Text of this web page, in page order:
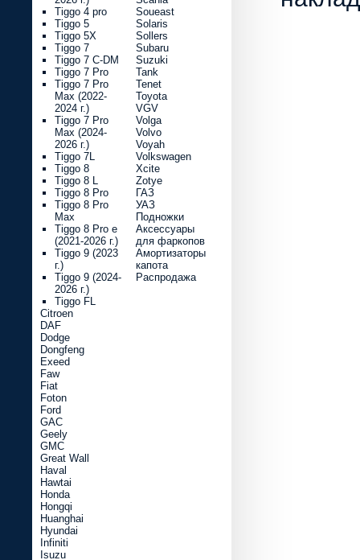
Tiggo 4 pro
Tiggo 5
Tiggo 5X
Tiggo 7
Tiggo 7 C-DM
Tiggo 7 Pro
Tiggo 7 Pro
Max (2022-
2024 г.)
Tiggo 7 Pro
Max (2024-
2026 г.)
Tiggo 7L
Tiggo 8
Tiggo 8 L
Tiggo 8 Pro
Tiggo 8 Pro
Max
Tiggo 8 Pro e
(2021-2026 г.)
Tiggo 9 (2023
г.)
Tiggo 9 (2024-
2026 г.)
Tiggo FL
Citroen
DAF
Dodge
Dongfeng
Exeed
Faw
Fiat
Foton
Ford
GAC
Geely
GMC
Great Wall
Haval
Hawtai
Honda
Hongqi
Huanghai
Hyundai
Infiniti
Isuzu
Soueast
Solaris
Sollers
Subaru
Suzuki
Tank
Tenet
Toyota
VGV
Volga
Volvo
Voyah
Volkswagen
Xcite
Zotye
ГАЗ
УАЗ
Подножки
Аксессуары
для фаркопов
Амортизаторы
капота
Распродажа